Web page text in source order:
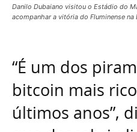
Danilo Dubaiano visitou o Estádio do
acompanhar a vitória do Fluminense
“É um dos
bitcoin mais
últimos anos”,